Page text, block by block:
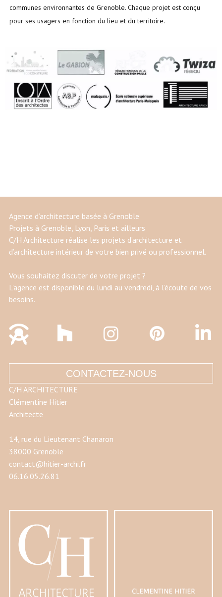
communes environnantes de Grenoble. Chaque projet est conçu
pour ses usagers en fonction du lieu et du territoire.
Agence d’architecture basée à Grenoble
Projets à Grenoble, Lyon, Paris et ailleurs
C/H Architecture réalise les projets d’architecture et
d’architecture intérieur de votre bien privé ou professionnel.
Vous souhaitez discuter de votre projet ?
L’agence est disponible du lundi au vendredi, à l’écoute de vos
besoins.
CONTACTEZ-NOUS
C/H ARCHITECTURE
Clémentine Hitier
Architecte
14, rue du Lieutenant Chanaron
38000 Grenoble
contact@hitier-archi.fr
06.16.05.26.81